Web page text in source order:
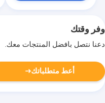
وفر وقتك
دعنا نتصل بأفضل المنتجات معك.
أعط متطلباتك